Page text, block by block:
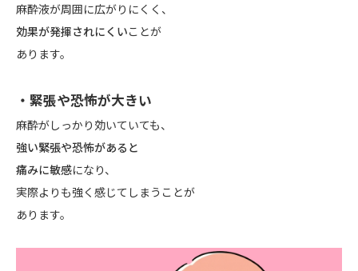
麻酔液が周囲に広がりにくく、
効果が発揮されにくいことが
あります。
・緊張や恐怖が大きい
麻酔がしっかり効いていても、
強い緊張や恐怖があると
痛みに敏感になり、
実際よりも強く感じてしまうことが
あります。